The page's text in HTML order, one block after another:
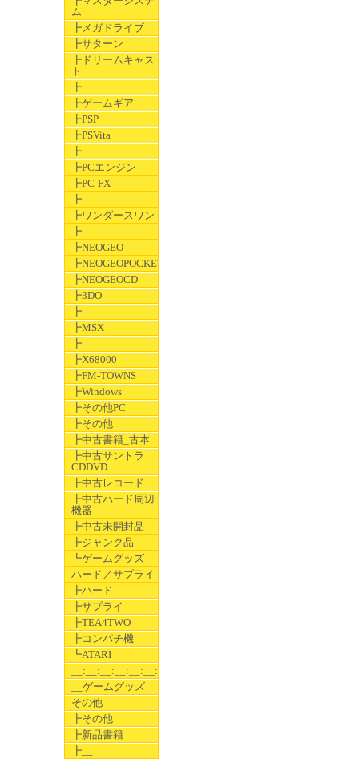
ム
┣メガドライブ
┣サターン
┣ドリームキャス
ト
┣
┣ゲームギア
┣PSP
┣PSVita
┣
┣PCエンジン
┣PC-FX
┣
┣ワンダースワン
┣
┣NEOGEO
┣NEOGEOPOCKET
┣NEOGEOCD
┣3DO
┣
┣MSX
┣
┣X68000
┣FM-TOWNS
┣Windows
┣その他PC
┣その他
┣中古書籍_古本
┣中古サントラ
CDDVD
┣中古レコード
┣中古ハード周辺
機器
┣中古未開封品
┣ジャンク品
┗ゲームグッズ
ハード／サプライ
┣ハード
┣サプライ
┣TEA4TWO
┣コンパチ機
┗ATARI
__:__:__:__:__:__:__
__ゲームグッズ
その他
┣その他
┣新品書籍
┣__